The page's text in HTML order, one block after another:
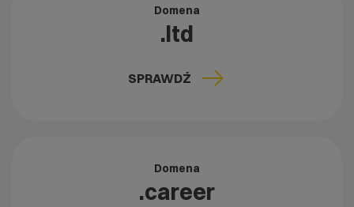
Domena
.ltd
SPRAWDŹ
Domena
.career